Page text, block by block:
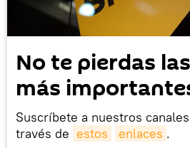
No te pierdas
más
Suscríbete a nuestros
través de estos enlaces .